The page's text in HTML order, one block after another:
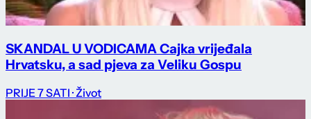
SKANDAL U VODICAMA Cajka vrijeđala
Hrvatsku, a sad pjeva za Veliku Gospu
PRIJE 7 SATI · Život